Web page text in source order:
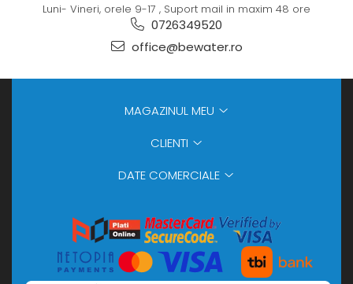
Luni- Vineri, orele 9-17 , Suport mail in maxim 48 ore
0726349520
office@bewater.ro
MAGAZINUL MEU
CLIENTI
DATE COMERCIALE